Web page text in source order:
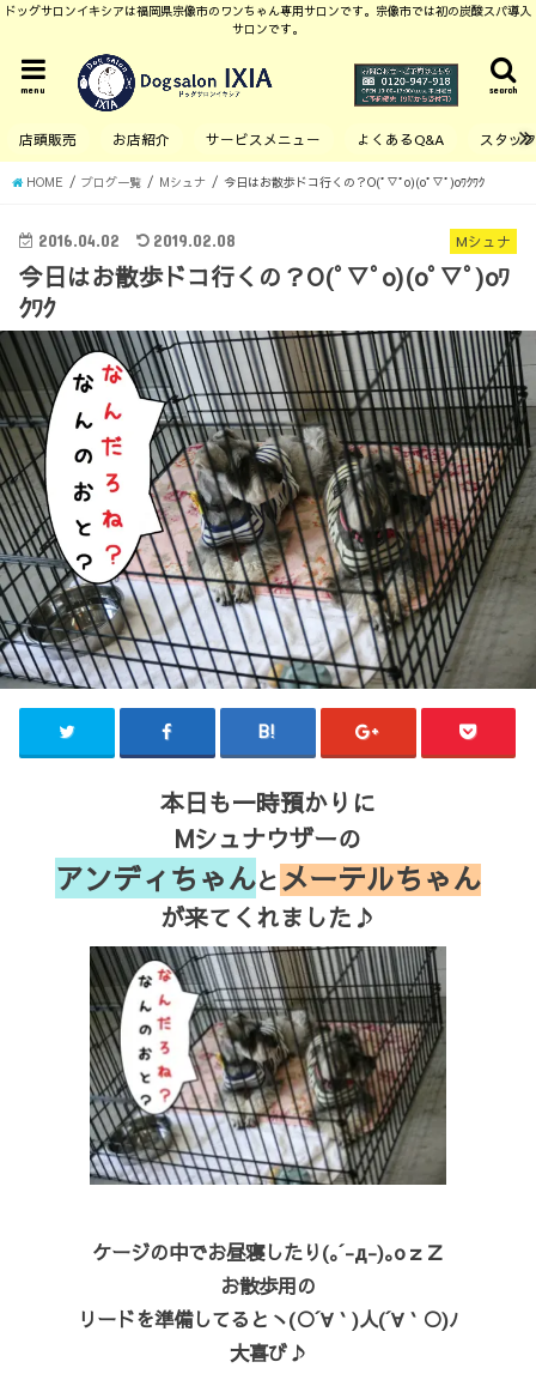
ドッグサロンイキシアは福岡県宗像市のワンちゃん専用サロンです。宗像市では初の炭酸スパ導入
サロンです。
search
menu
店頭販売 お店紹介 サービスメニュー よくあるQ&A スタッ
HOME ブログ一覧 Mシュナ 今日はお散歩ドコ行くの？O(ﾟ▽ﾟo)(oﾟ▽ﾟ)oﾜｸﾜｸ
Mシュナ
2016.04.02 2019.02.08
今日はお散歩ドコ行くの？O(ﾟ▽ﾟo)(oﾟ▽ﾟ)oﾜ
ｸﾜｸ
本日も一時預かりに
Mシュナウザーの
アンディちゃんとメーテルちゃん
が来てくれました♪
ケージの中でお昼寝したり(｡´-д-)｡oｚＺ
お散歩用の
リードを準備してるとヽ(○´∀｀)人(´∀｀○)ﾉ
大喜び♪